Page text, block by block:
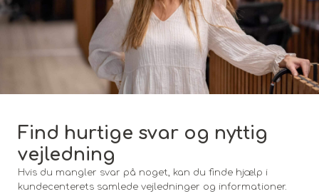
Find hurtige svar og nyttig
vejledning
Hvis du mangler svar på noget, kan du finde hjælp i
kundecenterets samlede vejledninger og informationer.